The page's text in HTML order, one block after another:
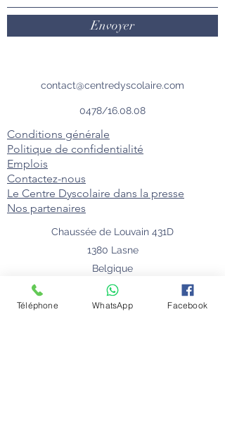
Envoyer
contact@centredyscolaire.com
0478/16.08.08
Conditions générale
Politique de confidentialité
Emplois
Contactez-nous
Le Centre Dyscolaire dans la presse
Nos partenaires
Chaussée de Louvain 431D
1380 Lasne
Belgique
Téléphone WhatsApp Facebook